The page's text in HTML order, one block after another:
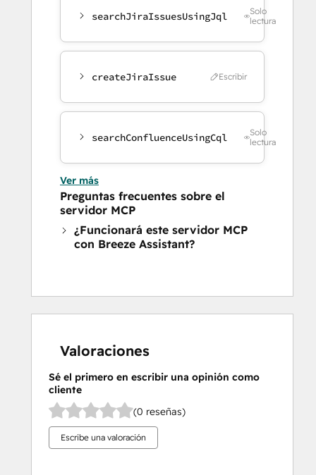
searchJiraIssuesUsingJql
Solo
lectura
createJiraIssue Escribir
searchConfluenceUsingCql
Solo
lectura
Ver más
Preguntas frecuentes sobre el
servidor MCP
¿Funcionará este servidor MCP
con Breeze Assistant?
Valoraciones
Sé el primero en escribir una opinión como
cliente
(0 reseñas)
Escribe una valoración